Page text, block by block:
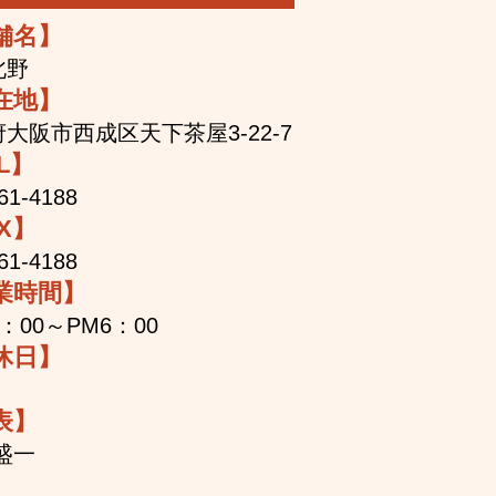
】
野
】
大阪市西成区天下茶屋3-22-7
4188
4188
時間】
00～PM6：00
】
一